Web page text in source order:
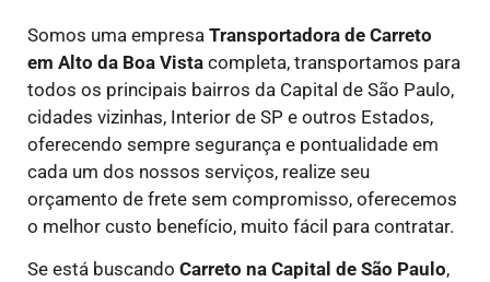
Somos uma empresa Transportadora de Carreto
em Alto da Boa Vista completa, transportamos para
todos os principais bairros da Capital de São Paulo,
cidades vizinhas, Interior de SP e outros Estados,
oferecendo sempre segurança e pontualidade em
cada um dos nossos serviços, realize seu
orçamento de frete sem compromisso, oferecemos
o melhor custo benefício, muito fácil para contratar.
Se está buscando Carreto na Capital de São Paulo,